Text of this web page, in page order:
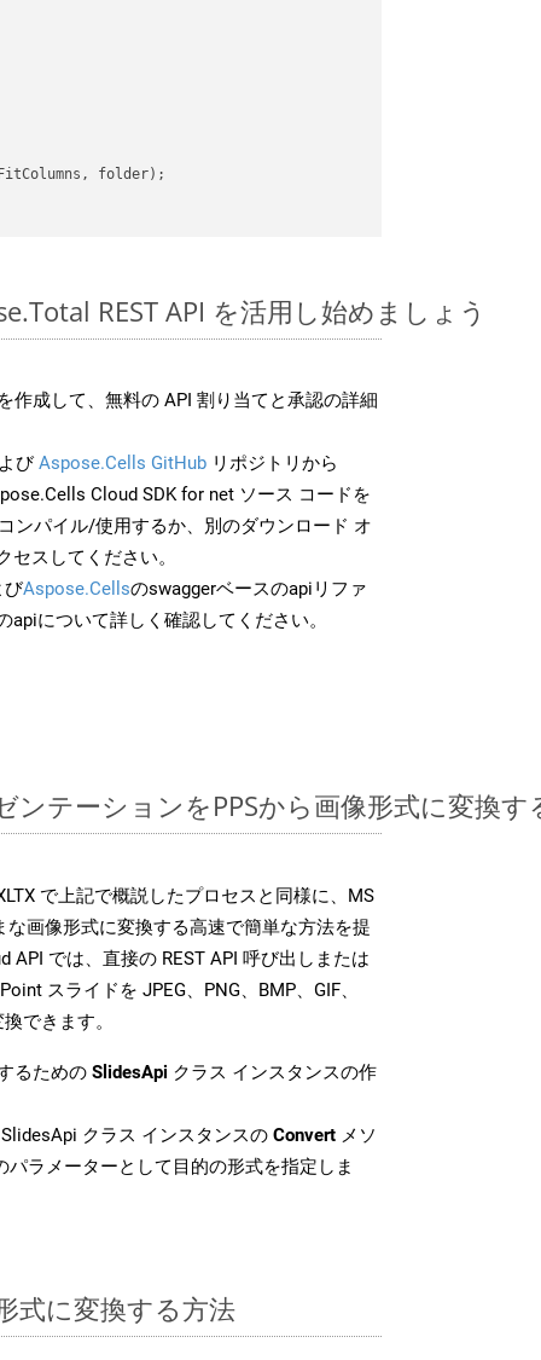
folder);
REST API を活用し始めましょう
作成して、無料の API 割り当てと承認の詳細
びAspose.Cells GitHub リポジトリから
Cloud SDK for net ソース コードを
ンパイル/使用するか、別のダウンロード オ
セスしてください。
びAspose.Cellsのswaggerベースのapiリファ
apiについて詳しく確認してください。
ンテーションをPPSから画像形式に変換
で上記で概説したプロセスと同様に、MS
画像形式に変換する高速で簡単な方法を提
API では、直接の REST API 呼び出しまたは
スライドを JPEG、PNG、BMP、GIF、
できます。
るための SlidesApi クラス インスタンスの作
クラス インスタンスの Convert メソ
パラメーターとして目的の形式を指定しま
式に変換する方法